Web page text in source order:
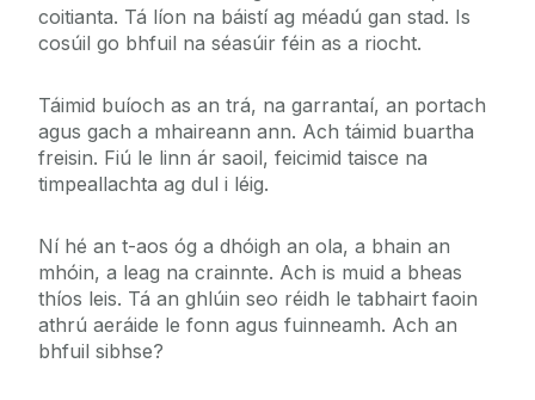
coitianta. Tá líon na báistí ag méadú gan stad. Is
cosúil go bhfuil na séasúir féin as a riocht.
Táimid buíoch as an trá, na garrantaí, an portach
agus gach a mhaireann ann. Ach táimid buartha
freisin. Fiú le linn ár saoil, feicimid taisce na
timpeallachta ag dul i léig.
Ní hé an t-aos óg a dhóigh an ola, a bhain an
mhóin, a leag na crainnte. Ach is muid a bheas
thíos leis. Tá an ghlúin seo réidh le tabhairt faoin
athrú aeráide le fonn agus fuinneamh. Ach an
bhfuil sibhse?